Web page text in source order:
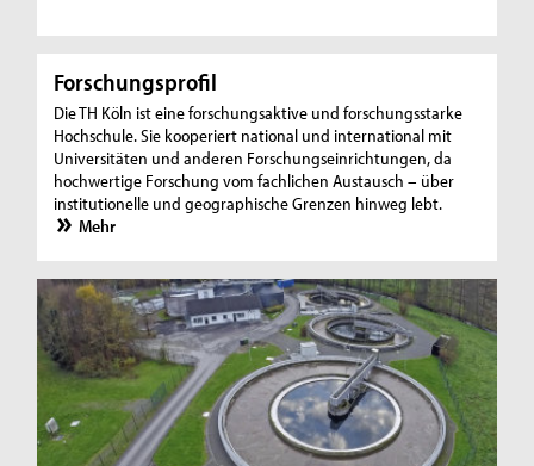
Forschungsprofil
Die TH Köln ist eine forschungsaktive und forschungsstarke
Hochschule. Sie kooperiert national und international mit
Universitäten und anderen Forschungseinrichtungen, da
hochwertige Forschung vom fachlichen Austausch – über
institutionelle und geographische Grenzen hinweg lebt.
Mehr